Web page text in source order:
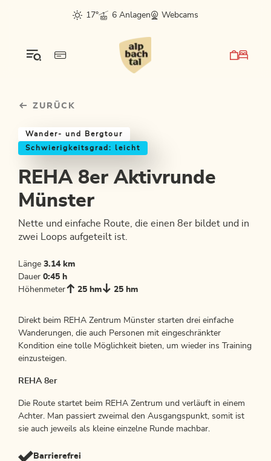
sr.skip-to.main-content
sr.skip-to.table-of-contents
sr.skip-to.main-navigation
17°
6 Anlagen Webcams
ZURÜCK
Wander- und Bergtour
Schwierigkeitsgrad: leicht
REHA 8er Aktivrunde
Münster
Nette und einfache Route, die einen 8er bildet und in
zwei Loops aufgeteilt ist.
Länge 3.14 km
Dauer 0:45 h
Höhenmeter
25 hm 25 hm
Direkt beim REHA Zentrum Münster starten drei einfache
Wanderungen, die auch Personen mit eingeschränkter
Kondition eine tolle Möglichkeit bieten, um wieder ins Training
einzusteigen.
REHA 8er
Die Route startet beim REHA Zentrum und verläuft in einem
Achter. Man passiert zweimal den Ausgangspunkt, somit ist
sie auch jeweils als kleine einzelne Runde machbar.
Barrierefrei